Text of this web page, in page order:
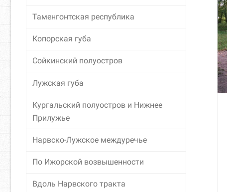
Таменгонтская республика
Копорская губа
Сойкинский полуостров
Лужская губа
Кургальский полуостров и Нижнее
Прилужье
Нарвско-Лужское междуречье
По Ижорской возвышенности
Вдоль Нарвского тракта